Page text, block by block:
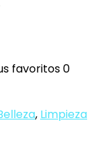
favoritos0
, Limpieza